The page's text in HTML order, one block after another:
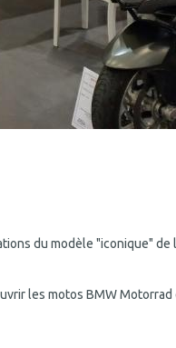
du modèle "iconique" de
les motos BMW